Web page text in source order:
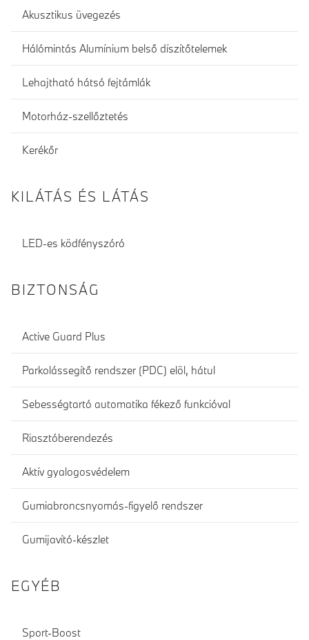
Akusztikus üvegezés
Hálómintás Alumínium belső díszítőtelemek
Lehajtható hátsó fejtámlák
Motorház-szellőztetés
Kerékőr
KILÁTÁS ÉS LÁTÁS
LED-es ködfényszóró
BIZTONSÁG
Active Guard Plus
Parkolássegítő rendszer (PDC) elöl, hátul
Sebességtartó automatika fékező funkcióval
Riasztóberendezés
Aktív gyalogosvédelem
Gumiabroncsnyomás-figyelő rendszer
Gumijavító-készlet
EGYÉB
Sport-Boost